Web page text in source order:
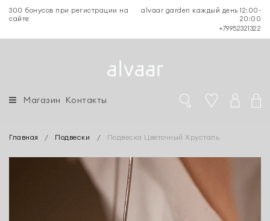
300 бонусов при регистрации на
сайте
alvaar garden каждый день 12:00-
20:00
+79952321322
Магазин Контакты
Главная / Подвески / Подвеска Цветочный Хрусталь